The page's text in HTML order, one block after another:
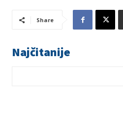
Share
Najčitanije